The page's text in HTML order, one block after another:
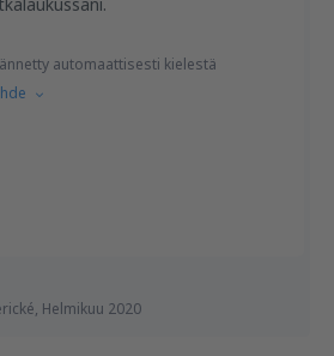
Helmikuu 2020
automaattisesti kielestä